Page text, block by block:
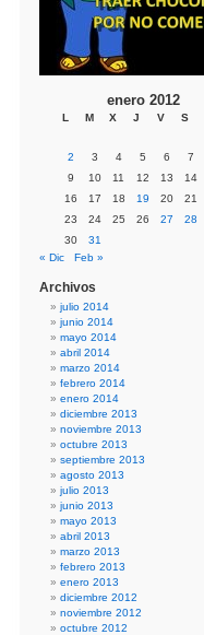
enero 2012
L M X J V S
2
3 4 5 6 7
9
10 11 12 13 14
16
17 18 19 20 21
23
24 25 26 27 28
30
31
« Dic
Feb »
Archivos
julio 2014
junio 2014
mayo 2014
abril 2014
marzo 2014
febrero 2014
enero 2014
diciembre 2013
noviembre 2013
octubre 2013
septiembre 2013
agosto 2013
julio 2013
junio 2013
mayo 2013
abril 2013
marzo 2013
febrero 2013
enero 2013
diciembre 2012
noviembre 2012
octubre 2012